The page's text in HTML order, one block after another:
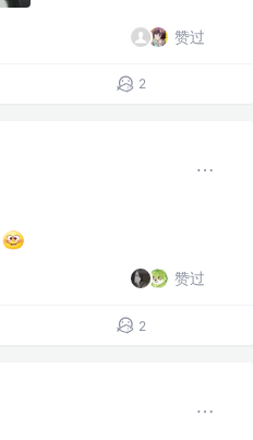
赞过
2
赞过
2